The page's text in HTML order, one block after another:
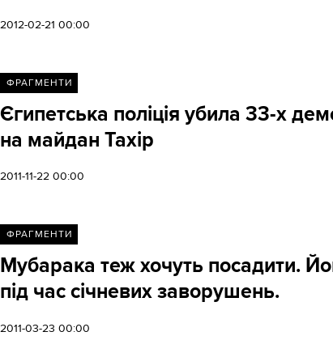
2012-02-21 00:00
ФРАГМЕНТИ
Єгипетська поліція убила 33-х
на майдан Тахір
2011-11-22 00:00
ФРАГМЕНТИ
Мубарака теж хочуть посадити.
під час січневих заворушень.
2011-03-23 00:00